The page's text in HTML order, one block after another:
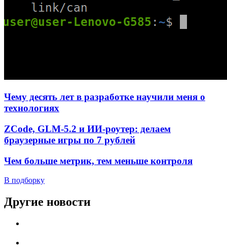
Чему десять лет в разработке научили меня о
технологиях
ZCode, GLM-5.2 и ИИ-роутер: делаем
браузерные игры по 7 рублей
Чем больше метрик, тем меньше контроля
В подборку
Другие новости